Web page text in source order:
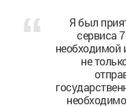
Я был
сервиса
необходимой
не